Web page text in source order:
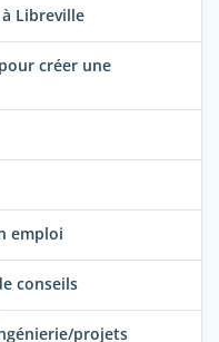
Libreville
créer une
emploi
conseils
projets